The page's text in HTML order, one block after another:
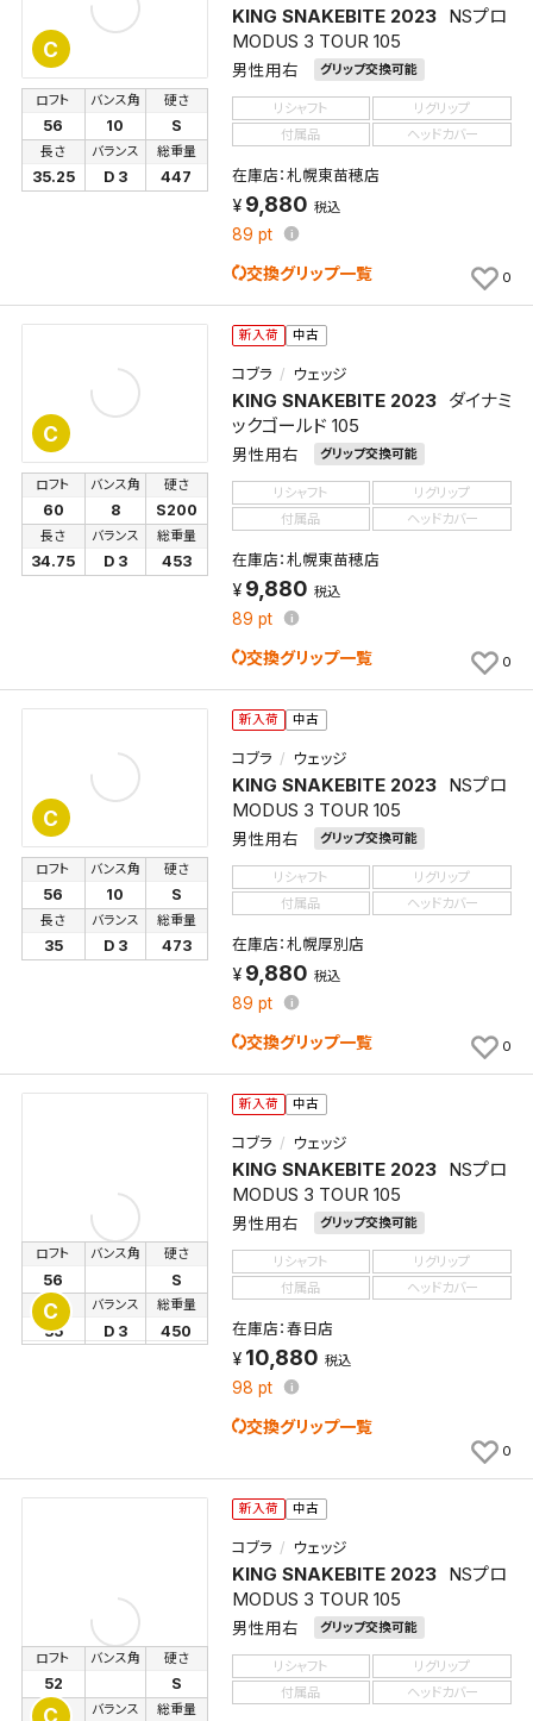
C
KING SNAKEBITE 2023
NSプロ
MODUS 3 TOUR 105
男性用右 グリップ交換可能
ロフト
56
バンス角
10
硬さ
S
長さ
35.25
バランス
D 3
総重量
447
リシャフト
リグリップ
付属品
ヘッドカバー
在庫店：札幌東苗穂店
9,880 税込
89 pt
交換グリップ一覧 0
C
新入荷 中古
コブラ ウェッジ
KING SNAKEBITE 2023
ダイナミ
ックゴールド 105
男性用右 グリップ交換可能
ロフト
60
バンス角
8
硬さ
S200
長さ
34.75
バランス
D 3
総重量
453
リシャフト
リグリップ
付属品
ヘッドカバー
在庫店：札幌東苗穂店
9,880 税込
89 pt
交換グリップ一覧 0
C
新入荷 中古
コブラ ウェッジ
KING SNAKEBITE 2023
NSプロ
MODUS 3 TOUR 105
男性用右 グリップ交換可能
ロフト
56
バンス角
10
硬さ
S
長さ
35
バランス
D 3
総重量
473
リシャフト
リグリップ
付属品
ヘッドカバー
在庫店：札幌厚別店
9,880 税込
89 pt
交換グリップ一覧 0
C
新入荷 中古
コブラ ウェッジ
KING SNAKEBITE 2023
NSプロ
MODUS 3 TOUR 105
男性用右 グリップ交換可能
ロフト
56
バンス角 硬さ
S
長さ
35
バランス
D 3
総重量
450
リシャフト
リグリップ
付属品
ヘッドカバー
在庫店：春日店
10,880 税込
98 pt
交換グリップ一覧
0
C
新入荷 中古
コブラ ウェッジ
KING SNAKEBITE 2023
NSプロ
MODUS 3 TOUR 105
男性用右 グリップ交換可能
ロフト
52
バンス角 硬さ
S
長さ バランス 総重量
リシャフト
リグリップ
付属品
ヘッドカバー